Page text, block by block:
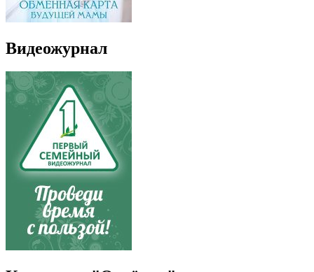
Видеожурнал